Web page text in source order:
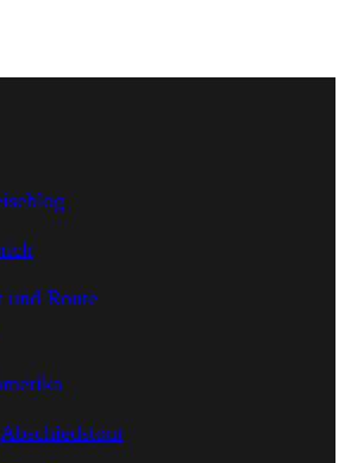
und Route
Abschiedstour